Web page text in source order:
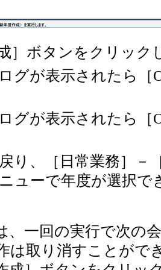
］ボタンをクリック
グが表示されたら［
グが表示されたら［
り、［日常業務］－
ューで年度が選択で
、一回の実行で次の
は取り消すことがで